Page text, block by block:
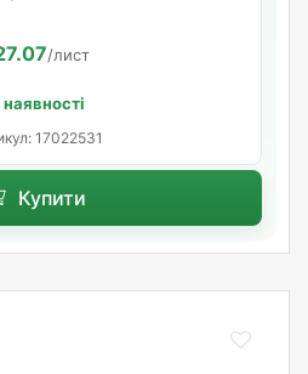
/лист
17022531
Купити